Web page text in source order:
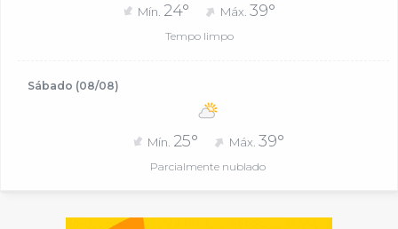
Mín. 24° Máx. 39°
Tempo limpo
Sábado (08/08)
Mín. 25° Máx. 39°
Parcialmente nublado